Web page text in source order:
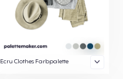
Ecru Clothes Farbpalette